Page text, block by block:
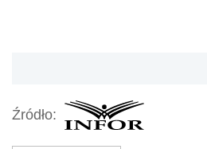
Źródło: